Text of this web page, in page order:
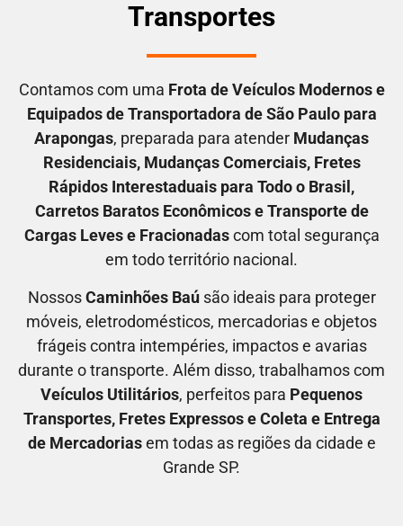
Transportes
Contamos com uma Frota de Veículos Modernos e
Equipados de Transportadora de São Paulo para
Arapongas, preparada para atender Mudanças
Residenciais, Mudanças Comerciais, Fretes
Rápidos Interestaduais para Todo o Brasil ,
Carretos Baratos Econômicose Transporte de
Cargas Leves e Fracionadascom total segurança
em todo território nacional.
NossosCaminhões Baúsão ideais para proteger
móveis, eletrodomésticos, mercadorias e objetos
frágeis contra intempéries, impactos e avarias
durante o transporte. Além disso, trabalhamos com
Veículos Utilitários, perfeitos para Pequenos
Transportes, Fretes Expressose Coleta e Entrega
de Mercadoriasem todas as regiões da cidade e
Grande SP.